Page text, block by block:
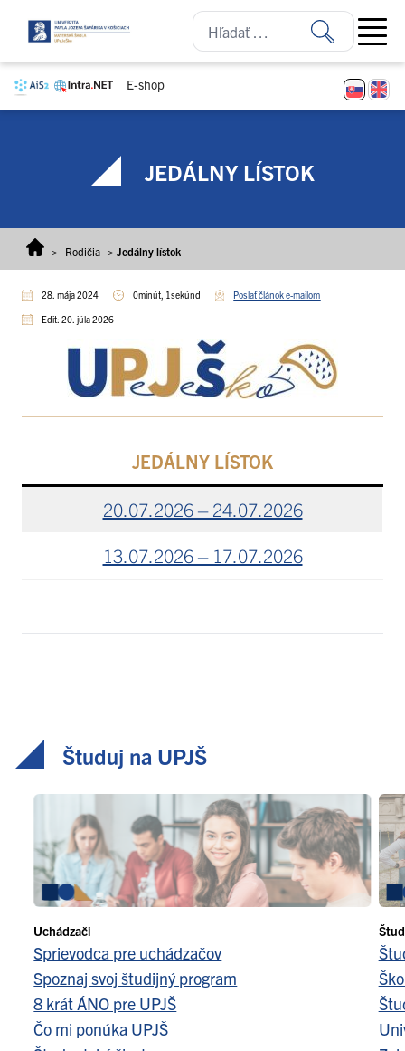
E-shop
Open
JEDÁLNY LÍSTOK
> Rodičia > Jedálny lístok
28. mája 2024 0minút, 1sekúnd Poslať článok e-mailom
Edit: 20. júla 2026
JEDÁLNY LÍSTOK
20.07.2026 – 24.07.2026
13.07.2026 – 17.07.2026
Študuj na UPJŠ
Uchádzači
Sprievodca pre uchádzačov
Spoznaj svoj študijný program
8 krát ÁNO pre UPJŠ
Čo mi ponúka UPJŠ